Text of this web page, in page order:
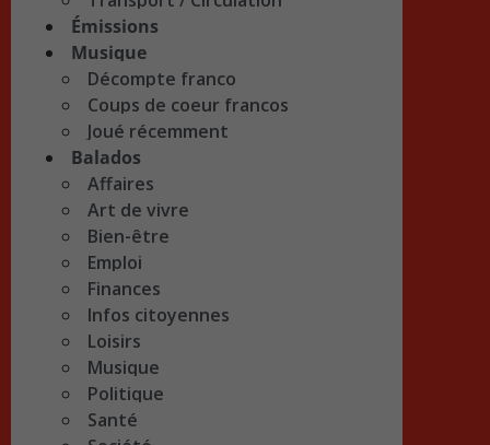
Émissions
Musique
Décompte franco
Coups de coeur francos
Joué récemment
Balados
Affaires
Art de vivre
Bien-être
Emploi
Finances
Infos citoyennes
Loisirs
Musique
Politique
Santé